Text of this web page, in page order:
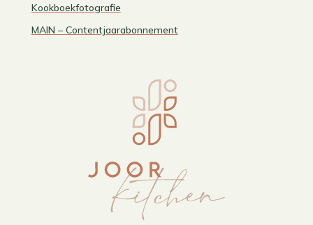
Kookboekfotografie
MAIN – Contentjaarabonnement